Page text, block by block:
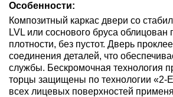
Особенности:
Композитный каркас двери со
LVL или соснового бруса
плотности, без пустот. Дверь
соединения деталей, что
службы. Бескромочная технология
торцы защищены по технологии «2-
всех лицевых поверхностей